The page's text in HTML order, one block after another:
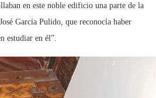
en este noble edificio una parte de la
García Pulido, que reconocía haber
estudiar en él”.